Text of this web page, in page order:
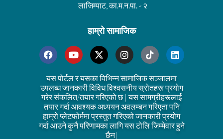
लाजिम्पाट, का.म.न.पा. - २
हाम्रो सामाजिक
यस पोर्टल र यसका विभिन्न सामाजिक सञ्जालमा
उपलब्ध जानकारी विविध विश्वसनीय स्रोतहरू प्रयोग
गरेर संकलित/तयार गरिएको छ | यस सामग्रीहरूलाई
तयार गर्दा आवश्यक अध्ययन अवलम्बन गरिएता पनि
हाम्रो प्लेटफोर्ममा प्रस्तुत गरिएको जानकारी प्रयोग
गर्दा आउने कुनै परिणामका लागि यस टोलि जिम्मेवार हुने
छैन|